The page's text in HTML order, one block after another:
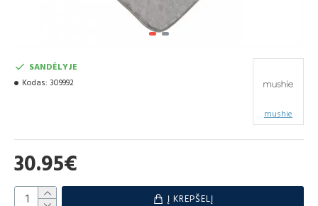
30.95€
SANDĖLYJE
Kodas: 309992
mushie
Į KREPŠELĮ